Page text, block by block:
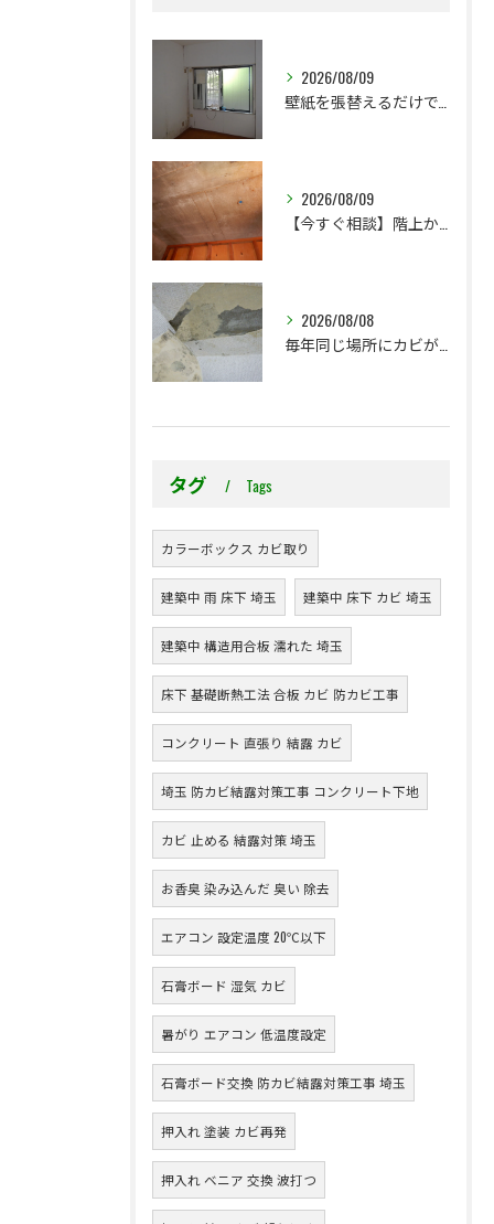
2026/08/09
壁紙を張替えるだけで、本当に大丈夫ですか？
2026/08/09
【今すぐ相談】階上からのちょっとした水漏れ後の小さな防カビ工事
2026/08/08
毎年同じ場所にカビが出る理由をご存じですか？
タグ Tags
カラーボックス カビ取り
建築中 雨 床下 埼玉 建築中 床下 カビ 埼玉
建築中 構造用合板 濡れた 埼玉
床下 基礎断熱工法 合板 カビ 防カビ工事
コンクリート 直張り 結露 カビ
埼玉 防カビ結露対策工事 コンクリート下地
カビ 止める 結露対策 埼玉
お香臭 染み込んだ 臭い 除去
エアコン 設定温度 20℃以下
石膏ボード 湿気 カビ
暑がり エアコン 低温度設定
石膏ボード交換 防カビ結露対策工事 埼玉
押入れ 塗装 カビ再発
押入れ ベニア 交換 波打つ